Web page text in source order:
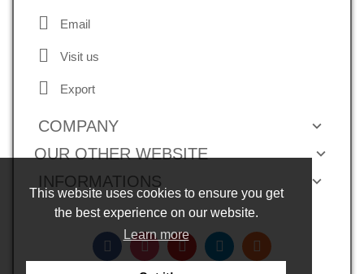
This website uses cookies to ensure you get
the best experience on our website.
Learn more
Email
Visit us
Export
COMPANY
OUR OTHER WEBSITE
INFORMATIONS